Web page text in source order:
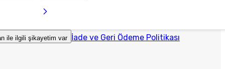
ile ilgili şikayetim var İade ve Geri Ödeme Politikası